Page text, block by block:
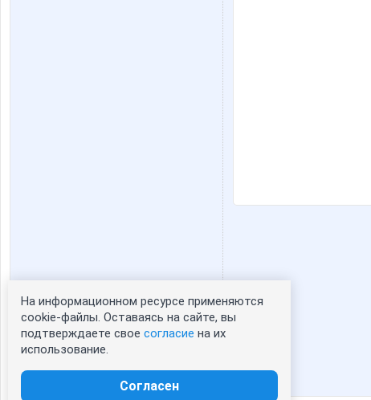
Статистика портрета:
сейчас просматривают портрет - 0
зарегистрированные пользователи
На информационном ресурсе применяются
cookie-файлы. Оставаясь на сайте, вы
подтверждаете свое согласие на их
использование.
Согласен